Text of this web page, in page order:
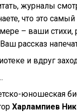
журналы
что это
– ваши стихи,
рассказ
и вдруг
юношеская
Харлампиев